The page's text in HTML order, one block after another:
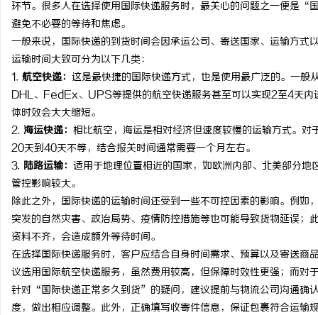
环节。很多人在选择使用国际快递服务时，最关心的问题之一便是
避免不必要的等待和焦虑。
一般来说，国际快递的到货时间会因承运公司、寄送国家、运输方
运输时间大致可分为以下几类：
1. 航空快递： 这是最快捷的国际快递方式，也是使用最广泛的。一
DHL、FedEx、UPS等提供的航空快递服务甚至可以实现2至4天内
体时效会大大缩短。
2. 海运快递： 相比航空，海运是相对经济但速度较慢的运输方式。
20天到40天不等，结合报关时间通常需要一个月左右。
3. 陆路运输： 适用于地理位置相近的国家，如欧洲内部、北美部分
管控影响较大。
除此之外，国际快递的运输时间还受到一些不可控因素的影响。例
突发的自然灾害、政治局势、疫情防控措施等也可能导致货物延误
资料不齐，会造成额外等待时间。
在选择国际快递服务时，客户应结合自身时间需求、预算以及寄送
议选用国际航空快递服务，虽然费用较高，但保障时效性更强；而对
针对“国际快递正常多久到货”的疑问，建议提前与物流公司沟通确
度，做出相应调整。此外，正确填写收寄件信息，保证包裹符合运输
开店最怕“搜不到”为什